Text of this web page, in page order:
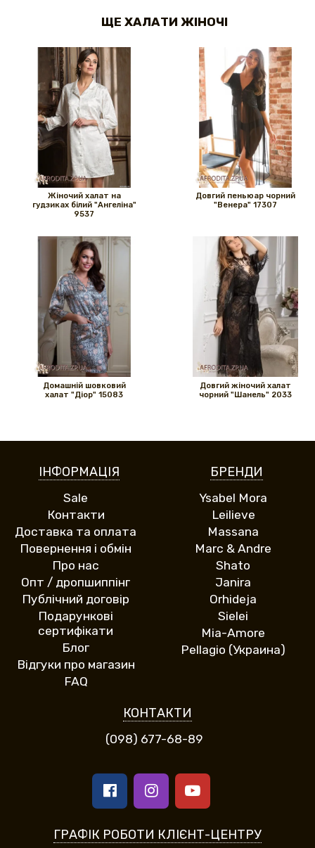
ЩЕ ХАЛАТИ ЖІНОЧІ
Жіночий халат на
гудзиках білий "Ангеліна"
9537
Довгий пеньюар чорний
"Венера" ​​17307
Домашній шовковий
халат "Діор" 15083
Довгий жіночий халат
чорний "Шанель" 2033
ІНФОРМАЦІЯ
Sale
Контакти
Доставка та оплата
Повернення і обмін
Про нас
Опт / дропшиппінг
Публічний договір
Подарункові
сертифікати
Блог
Відгуки про магазин
FAQ
БРЕНДИ
Ysabel Mora
Leilieve
Massana
Marc & Andre
Shato
Janira
Orhideja
Sielei
Mia-Amore
Pellagio (Украина)
КОНТАКТИ
(098) 677-68-89
ГРАФІК РОБОТИ КЛІЄНТ-ЦЕНТРУ